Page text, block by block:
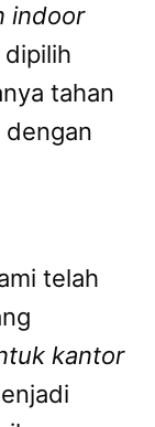
indoor
tahan
dengan
telah
kantor